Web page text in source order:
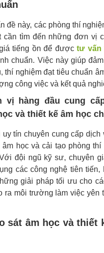
đề này, các phòng thí
cần tìm đến những đơn vị
tiếng ồn để được tư vấn
chuẩn. Việc này giúp
thí nghiệm đạt tiêu chuẩn
công việc và kết quả
vị hàng đầu cung
và thiết kế âm học
uy tín chuyên cung cấp dịch
âm học và cải tạo phòng thí
đội ngũ kỹ sư, chuyên
các công nghệ tiên tiến,
giải pháp tối ưu cho
ra môi trường làm việc yên
sát âm học và thiết